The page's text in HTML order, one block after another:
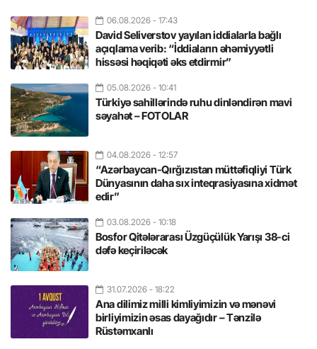
06.08.2026 - 17:43
David Seliverstov yayılan iddialarla bağlı
açıqlama verib: “İddiaların əhəmiyyətli
hissəsi həqiqəti əks etdirmir”
05.08.2026 - 10:41
Türkiyə sahillərində ruhu dinləndirən mavi
səyahət – FOTOLAR
04.08.2026 - 12:57
“Azərbaycan-Qırğızıstan müttəfiqliyi Türk
Dünyasının daha sıx inteqrasiyasına xidmət
edir”
03.08.2026 - 10:18
Bosfor Qitələrarası Üzgüçülük Yarışı 38-ci
dəfə keçiriləcək
31.07.2026 - 18:22
Ana dilimiz milli kimliyimizin və mənəvi
birliyimizin əsas dayağıdır – Tənzilə
Rüstəmxanlı